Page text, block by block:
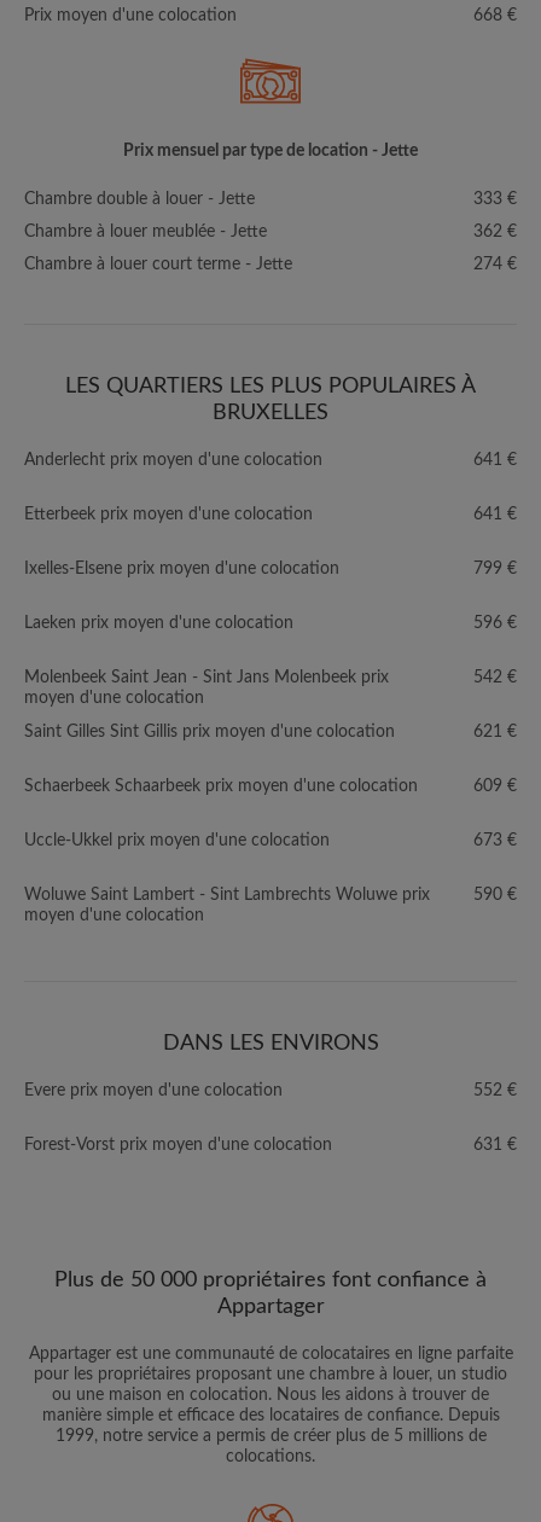
Prix moyen d'une colocation
668 €
Prix mensuel par type de location - Jette
Chambre double à louer - Jette
333 €
Chambre à louer meublée - Jette
362 €
Chambre à louer court terme - Jette
274 €
LES QUARTIERS LES PLUS POPULAIRES À
BRUXELLES
Anderlecht prix moyen d'une colocation 641 €
Etterbeek prix moyen d'une colocation 641 €
Ixelles-Elsene prix moyen d'une colocation 799 €
Laeken prix moyen d'une colocation 596 €
Molenbeek Saint Jean - Sint Jans Molenbeek prix
moyen d'une colocation
542 €
Saint Gilles Sint Gillis prix moyen d'une colocation 621 €
Schaerbeek Schaarbeek prix moyen d'une colocation 609 €
Uccle-Ukkel prix moyen d'une colocation 673 €
Woluwe Saint Lambert - Sint Lambrechts Woluwe prix
moyen d'une colocation
590 €
DANS LES ENVIRONS
Evere prix moyen d'une colocation 552 €
Forest-Vorst prix moyen d'une colocation 631 €
Plus de 50 000 propriétaires font confiance à
Appartager
Appartager est une communauté de colocataires en ligne parfaite
pour les propriétaires proposant une chambre à louer, un studio
ou une maison en colocation. Nous les aidons à trouver de
manière simple et efficace des locataires de confiance. Depuis
1999, notre service a permis de créer plus de 5 millions de
colocations.